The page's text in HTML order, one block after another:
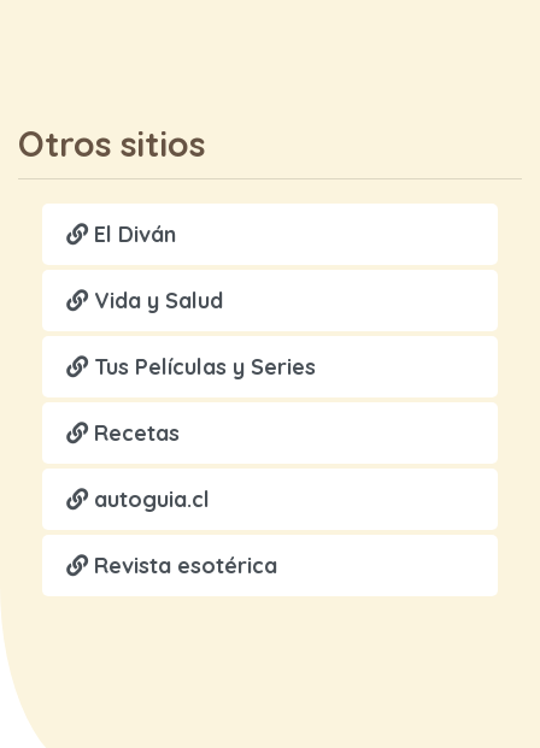
Otros sitios
El Diván
Vida y Salud
Tus Películas y Series
Recetas
autoguia.cl
Revista esotérica